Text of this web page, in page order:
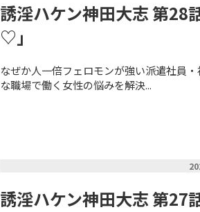
誘淫ハケン神田大志 第28
♡」
なぜか人一倍フェロモンが強い派遣社員
な職場で働く女性の悩みを解決...
誘淫ハケン神田大志 第27